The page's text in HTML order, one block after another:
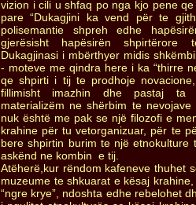
vizion i cili u shfaq po nga kjo pene
pare “Dukagjini ka vend për te
polisemantie shpreh edhe
gjerësisht hapësirën shpirtërore
Dukagjinasi i mbërthyer midis
- moteve me qindra here i ka “thirre
qe shpirti i tij te prodhoje
fillimisht imazhin dhe pastaj ta
materializëm ne shërbim te
nuk është me pak se një filozofi e
krahine për tu vetorganizuar, për te
bere shpirtin burim te një etnokulture
askënd ne kombin e tij.
Atëherë,kur rëndom kafeneve thuhet
muzeume te shkuarat e kësaj
“ngre krye”, ndoshta edhe rebelohet